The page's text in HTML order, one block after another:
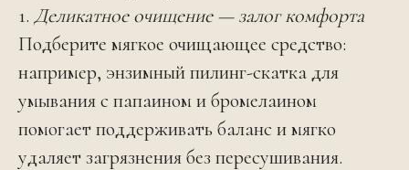
1. Деликатное очищение — залог комфорта
Подберите мягкое очищающее средство:
например, энзимный пилинг-скаткадля
умыванияс папаином и бромелаином
помогает поддерживать баланс и мягко
удаляет загрязнения без пересушивания.